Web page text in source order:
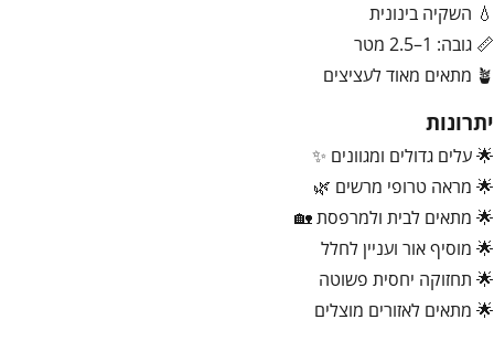
💧 השקיה בינונית
📏 גובה: 1–2.5 מטר
🪴 מתאים מאוד לעציצים
יתרונות
🌟 עלים גדולים ומגוונים ✨
🌟 מראה טרופי מרשים 🌿
🌟 מתאים לבית ולמרפסת 🏡
🌟 מוסיף אור ועניין לחלל
🌟 תחזוקה יחסית פשוטה
🌟 מתאים לאזורים מוצלים